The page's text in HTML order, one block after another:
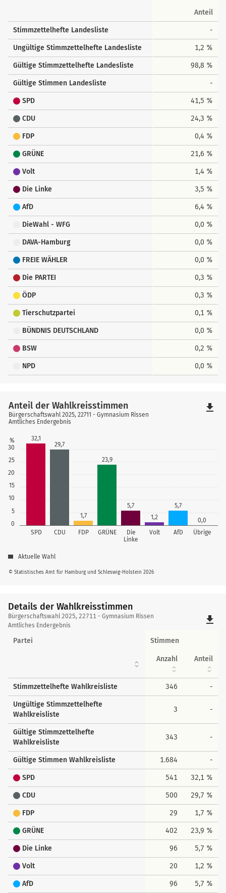
Anteil
Stimmzettelhefte Landesliste -
Ungültige Stimmzettelhefte Landesliste 1,2 %
Gültige Stimmzettelhefte Landesliste 98,8 %
Gültige Stimmen Landesliste -
SPD 41,5 %
CDU 24,3 %
FDP 0,4 %
GRÜNE 21,6 %
Volt 1,4 %
Die Linke 3,5 %
AfD 6,4 %
DieWahl - WFG 0,0 %
DAVA-Hamburg 0,0 %
FREIE WÄHLER 0,0 %
Die PARTEI 0,3 %
ÖDP 0,3 %
Tierschutzpartei 0,1 %
BÜNDNIS DEUTSCHLAND 0,0 %
BSW 0,2 %
NPD 0,0 %
0
5
10
15
20
25
30
%
SPD CDU FDP GRÜNE
Die
Linke
Volt AfD Übrige
32,1
29,7
1,7
23,9
5,7
1,2
5,7
0,0
© Statistisches Amt für Hamburg und Schleswig-Holstein 2026
Anteil der Wahlkreisstimmen
Bürgerschaftswahl 2025, 22711 - Gymnasium Rissen
Amtliches Endergebnis
Aktuelle Wahl
file_download
Details der Wahlkreisstimmen
Details
der
Wahlkreisstimmen
Bürgerschaftswahl 2025, 22711 - Gymnasium Rissen
Amtliches Endergebnis
file_download
Partei Stimmen
Anzahl Anteil
Stimmzettelhefte Wahlkreisliste 346 -
Ungültige Stimmzettelhefte
Wahlkreisliste
3 -
Gültige Stimmzettelhefte
Wahlkreisliste
343 -
Gültige Stimmen Wahlkreisliste 1.684 -
SPD 541 32,1 %
CDU 500 29,7 %
FDP 29 1,7 %
GRÜNE 402 23,9 %
Die Linke 96 5,7 %
Volt 20 1,2 %
AfD 96 5,7 %